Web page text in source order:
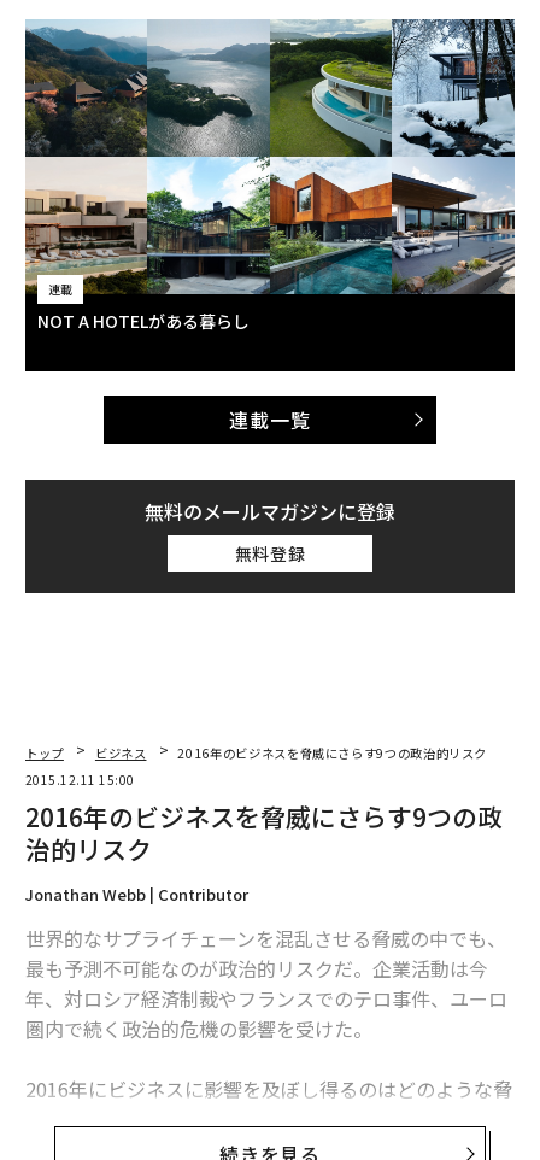
連載
NOT A HOTELがある暮らし
連載一覧
無料のメールマガジンに登録
無料登録
トップ ビジネス
2016年のビジネスを脅威にさらす9つの政治的リスク
2015.12.11 15:00
2016年のビジネスを脅威にさらす9つの政
治的リスク
Jonathan Webb | Contributor
世界的なサプライチェーンを混乱させる脅威の中でも、
最も予測不可能なのが政治的リスクだ。企業活動は今
年、対ロシア経済制裁やフランスでのテロ事件、ユーロ
圏内で続く政治的危機の影響を受けた。
2016年にビジネスに影響を及ぼし得るのはどのような脅
いた。その結果、政治的リスクとして注目すべき問題と
続きを見る